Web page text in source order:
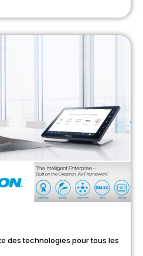
des technologies pour tous les